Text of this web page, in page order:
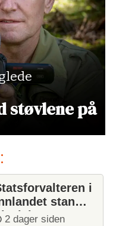
støvlene på
i
stanser
2 dager siden